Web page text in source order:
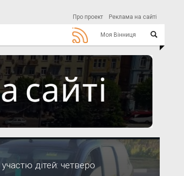
Про проект Реклама на сайті
Моя Вінниця
дітей: четверо